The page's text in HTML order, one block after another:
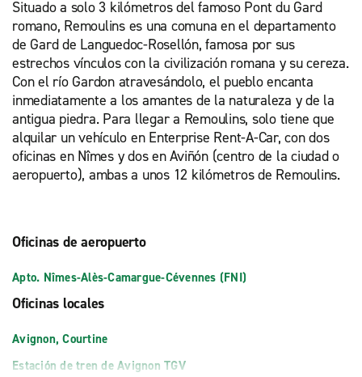
Situado a solo 3 kilómetros del famoso Pont du Gard
romano, Remoulins es una comuna en el departamento
de Gard de Languedoc-Rosellón, famosa por sus
estrechos vínculos con la civilización romana y su cereza.
Con el río Gardon atravesándolo, el pueblo encanta
inmediatamente a los amantes de la naturaleza y de la
antigua piedra. Para llegar a Remoulins, solo tiene que
alquilar un vehículo en Enterprise Rent-A-Car, con dos
oficinas en Nîmes y dos en Aviñón (centro de la ciudad o
aeropuerto), ambas a unos 12 kilómetros de Remoulins.
Oficinas de aeropuerto
Apto. Nîmes-Alès-Camargue-Cévennes (FNI)
Oficinas locales
Avignon, Courtine
Estación de tren de Avignon TGV